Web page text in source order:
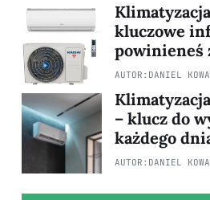
kluczowe
powinieneś
AUTOR: DANIEL
– klucz do
każdego
AUTOR: DANIEL